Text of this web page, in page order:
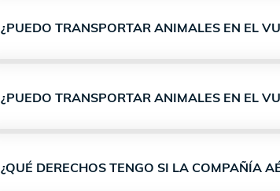
¿PUEDO TRANSPORTAR ANIMALES EN EL
¿PUEDO TRANSPORTAR ANIMALES EN EL
¿QUÉ DERECHOS TENGO SI LA COMPAÑÍA